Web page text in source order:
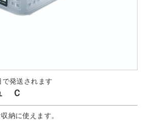
発送されます
Ｃ
納に使えます。